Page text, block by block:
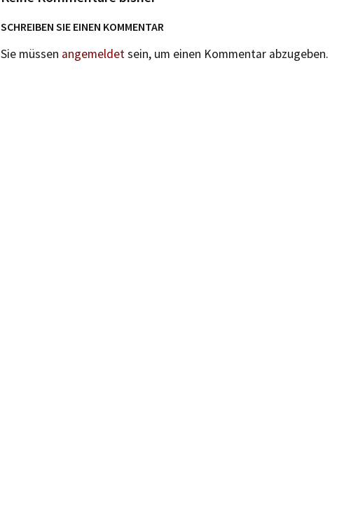
SCHREIBEN SIE EINEN KOMMENTAR
Sie müssen angemeldetsein, um einen Kommentar abzugeben.